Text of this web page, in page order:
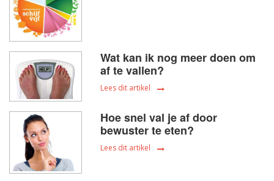
Wat kan ik nog meer doen om
af te vallen?
Lees dit artikel
Hoe snel val je af door
bewuster te eten?
Lees dit artikel